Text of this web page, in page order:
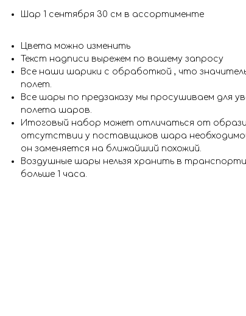
Шар 1 сентября 30 см в ассортименте
Цвета можно изменить
Текст надписи вырежем по вашему запросу
Все наши шарики с обработкой , что
полет.
Все шары по предзаказу мы просушиваем для
полета шаров.
Итоговый набор может отличаться от
отсутствии у поставщиков шара
он заменяется на ближайший похожий.
Воздушные шары нельзя хранить в
больше 1 часа.